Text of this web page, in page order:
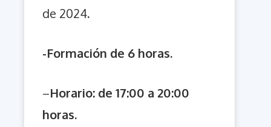
de 2024.
-Formación de 6 horas.
–Horario: de 17:00 a 20:00
horas.